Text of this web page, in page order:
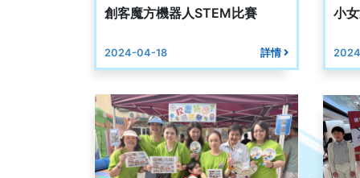
創客魔方機器人STEM比賽
2024-04-18 詳情
小